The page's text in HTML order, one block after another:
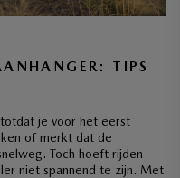
TIPS
je voor het eerst
of merkt dat de
Toch hoeft rijden
niet spannend te zijn. Met